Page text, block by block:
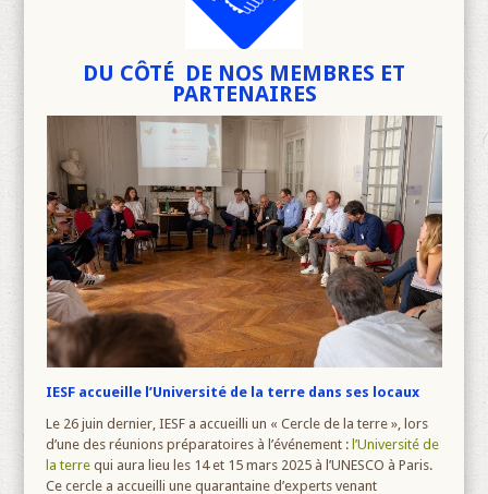
DU CÔTÉ DE NOS MEMBRES ET
PARTENAIRES
IESF accueille l’Université de la terre dans ses locaux
Le 26 juin dernier, IESF a accueilli un « Cercle de la terre », lors
d’une des réunions préparatoires à l’événement : l’Université de
la terre qui aura lieu les 14 et 15 mars 2025 à l’UNESCO à Paris.
Ce cercle a accueilli une quarantaine d’experts venant